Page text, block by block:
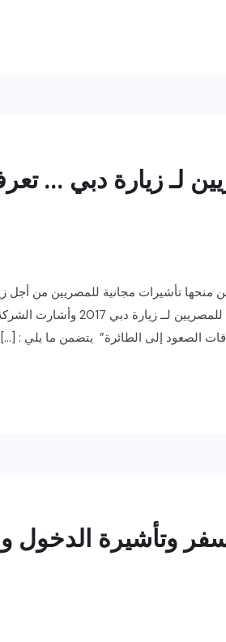
لـ زيارة دبي …
تأشيرات مجانية للمصريين من أجل
من 8 يونيو الجاري وحتى 30 سبتمبر 2017. تأشيرات مجانية
وتأشيرة الدخول
ديسمبر 26, 2017